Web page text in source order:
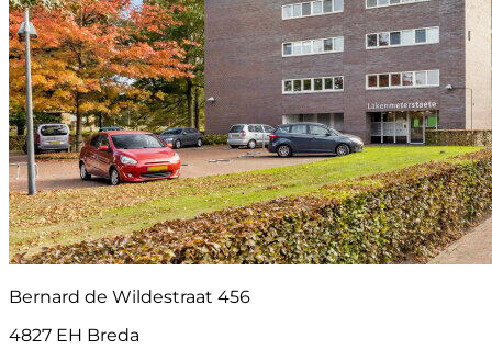
Bernard de Wildestraat 456
4827 EH Breda